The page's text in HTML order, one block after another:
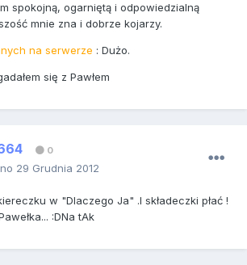
spokojną, ogarniętą i odpowiedzialną
mnie zna i dobrze kojarzy.
na serwerze : Dużo.
się z Pawłem
0
29 Grudnia 2012
w "Dlaczego Ja" .I składeczki płać !
:DNa tAk